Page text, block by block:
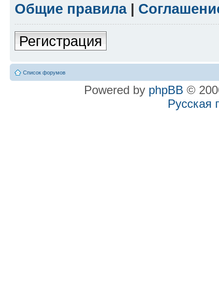
Общие правила|
Регистрация
Список форумов
Powered by phpBB ©
Русская